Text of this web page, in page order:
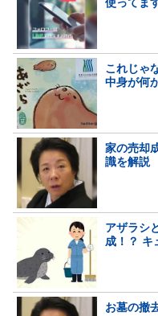
使ってます
これじゃ
中身が何
家の売却
識を解説
アザラシ
成！？ キ
お墓の撤